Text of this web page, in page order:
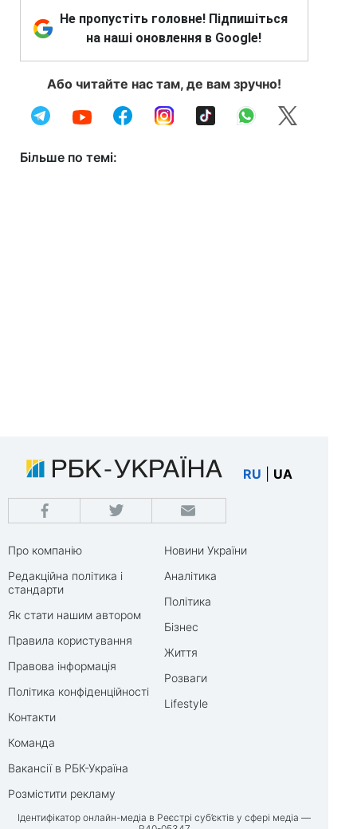
Не пропустіть головне! Підпишіться
на наші оновлення в Google!
Або читайте нас там, де вам зручно!
Більше по темі:
RU UA
Про компанію
Редакційна політика і
стандарти
Як стати нашим автором
Правила користування
Правова інформація
Політика конфіденційності
Контакти
Команда
Вакансії в РБК-Україна
Розмістити рекламу
Новини України
Аналітика
Політика
Бізнес
Життя
Розваги
Lifestyle
Ідентифікатор онлайн-медіа в Реєстрі суб’єктів у сфері медіа —